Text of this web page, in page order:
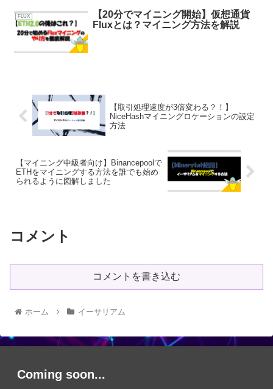
FLUX
【20分でマイニング開始】仮想通貨
Fluxとは？マイニング方法を解説
【取引処理速度が3倍変わる？！】
NiceHashマイニングロケーションの設定
方法
【マイニング中級者向け】Binancepoolで
ETHをマイニングする方法を誰でも始め
られるように図解しました
コメント
コメントを書き込む
ホーム イーサリアム
Coming soon...